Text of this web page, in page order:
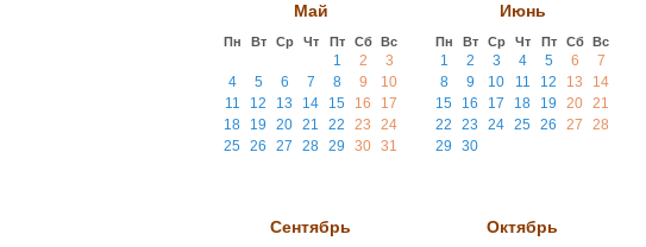
Май
Пн Вт Ср Чт Пт Сб Вс
1 2
3
4
5 6 7 8 9
10
11
12 13 14 15 16
17
18
19 20 21 22 23
24
25
26 27 28 29 30 31
Июнь
Пн Вт Ср Чт Пт Сб Вс
1 2 3 4 5 6
7
8
9 10 11 12 13
14
15
16 17 18 19 20 21
22
23 24 25 26 27
28
29
30
Сентябрь Октябрь